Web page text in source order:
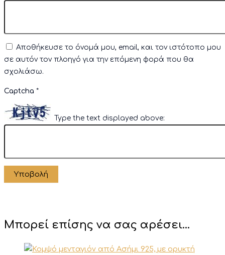
Αποθήκευσε το όνομά μου, email, και τον ιστότοπο μου
σε αυτόν τον πλοηγό για την επόμενη φορά που θα
σχολιάσω.
Captcha *
Type the text displayed above:
Μπορεί επίσης να σας αρέσει…